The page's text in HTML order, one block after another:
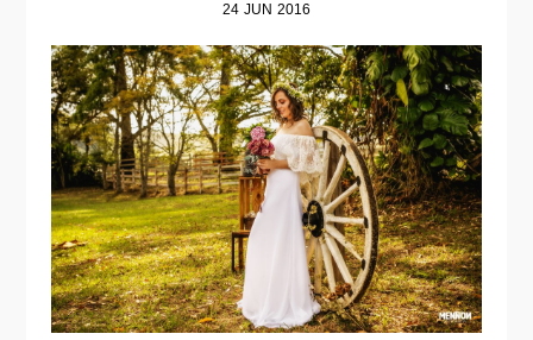
SOBRE
CONTATO
24 JUN 2016